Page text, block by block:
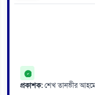
প্রকাশক:শেখ তানভীর